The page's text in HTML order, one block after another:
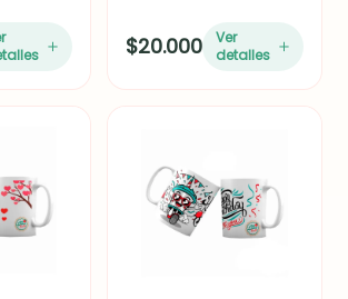
$20.000
Ver
detalles